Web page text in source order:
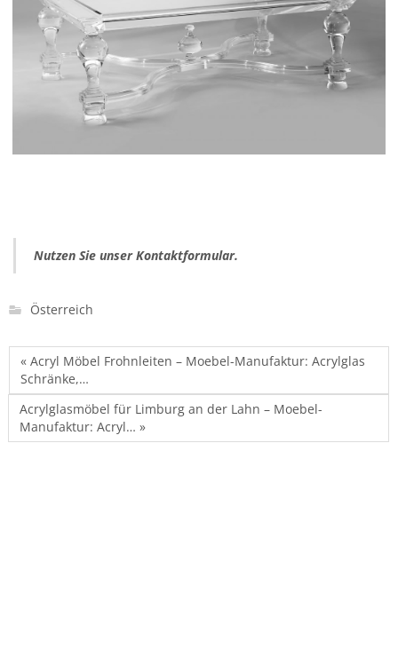
Nutzen Sie unser Kontaktformular.
Österreich
« Acryl Möbel Frohnleiten – Moebel-Manufaktur: Acrylglas
Schränke,…
Acrylglasmöbel für Limburg an der Lahn – Moebel-
Manufaktur: Acryl… »